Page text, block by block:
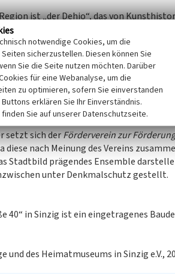
ist „der Dehio“, das von
der deutschen
Haus ebenfalls wieder. Für Sinzig heißt
so (…) Mühlenbachstraße 40, um 1800
Mühlenbachstraße 36, 38 und 40 –
Sorge, nachdem ein Investor
setzt sich derFörderverein zur
diese nach Meinung des Vereins
Stadtbild prägendes Ensemble
unter Denkmalschutz gestellt.
40“ in Sinzig ist ein eingetragenes
des Heimatmuseums in Sinzig e.V.,
notwendige Cookies, um die
sicherzustellen. Diesen können Sie
Sie die Seite nutzen möchten. Darüber
für eine Webanalyse, um die
zu optimieren, sofern Sie einverstanden
erklären Sie Ihr Einverständnis.
Sie auf unserer Datenschutzseite.